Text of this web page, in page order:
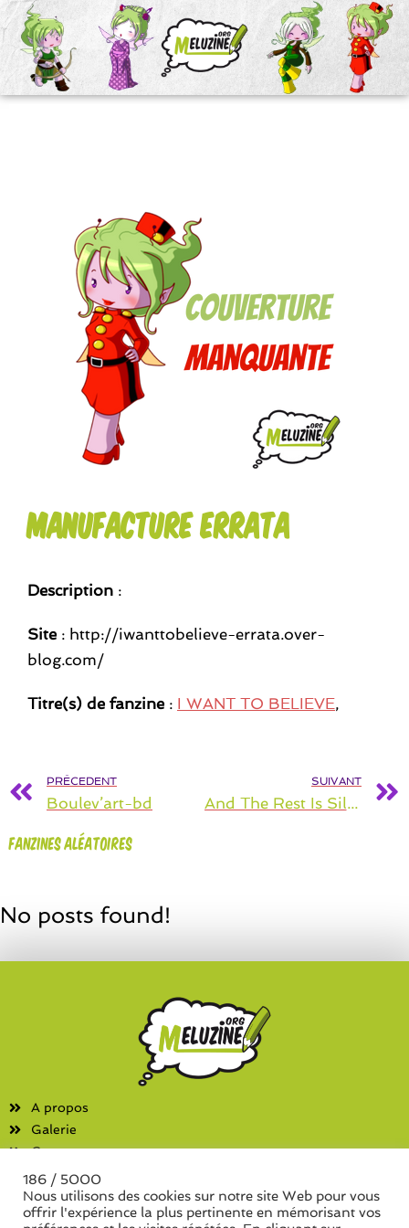
manufacture errata
Description :
Site : http://iwanttobelieve-errata.over-
blog.com/
Titre(s) de fanzine : I WANT TO BELIEVE,
PRÉCEDENT
Boulev’art-bd
SUIVANT
And The Rest Is Silence (ATRIS Studio)
Fanzines aléatoires
No posts found!
A propos
Galerie
Contact
Fanzines
Liste des associations
186 / 5000
Nous utilisons des cookies sur notre site Web pour vous
offrir l'expérience la plus pertinente en mémorisant vos